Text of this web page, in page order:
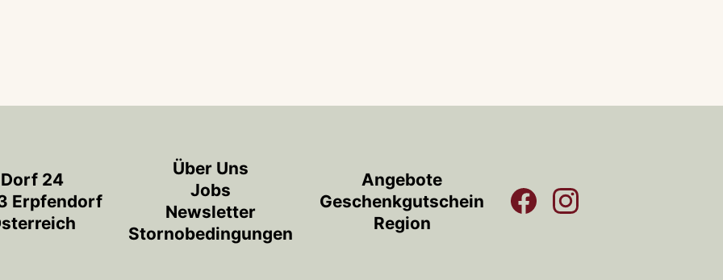
Dorf 24
Erpfendorf
Über Uns
Jobs
Newsletter
Stornobedingungen
Angebote
Geschenkgutschein
Region